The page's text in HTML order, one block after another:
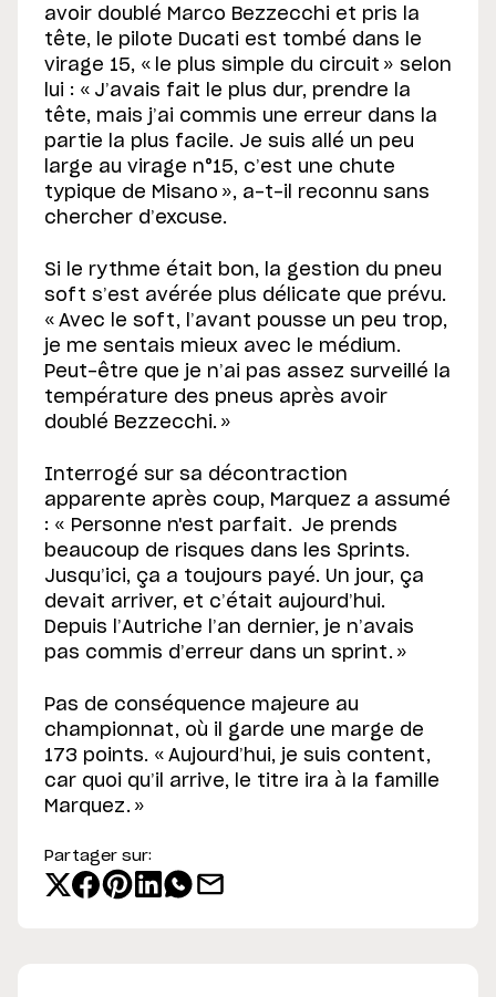
avoir doublé Marco Bezzecchi et pris la
tête, le pilote Ducati est tombé dans le
virage 15, « le plus simple du circuit » selon
lui : « J’avais fait le plus dur, prendre la
tête, mais j’ai commis une erreur dans la
partie la plus facile. Je suis allé un peu
large au virage n°15, c’est une chute
typique de Misano », a-t-il reconnu sans
chercher d’excuse.
Si le rythme était bon, la gestion du pneu
soft s’est avérée plus délicate que prévu.
« Avec le soft, l’avant pousse un peu trop,
je me sentais mieux avec le médium.
Peut-être que je n’ai pas assez surveillé la
température des pneus après avoir
doublé Bezzecchi. »
Interrogé sur sa décontraction
apparente après coup, Marquez a assumé
: « Personne n'est parfait. Je prends
beaucoup de risques dans les Sprints.
Jusqu’ici, ça a toujours payé. Un jour, ça
devait arriver, et c’était aujourd’hui.
Depuis l’Autriche l’an dernier, je n’avais
pas commis d’erreur dans un sprint. »
Pas de conséquence majeure au
championnat, où il garde une marge de
173 points. « Aujourd’hui, je suis content,
car quoi qu’il arrive, le titre ira à la famille
Marquez. »
Partager sur: